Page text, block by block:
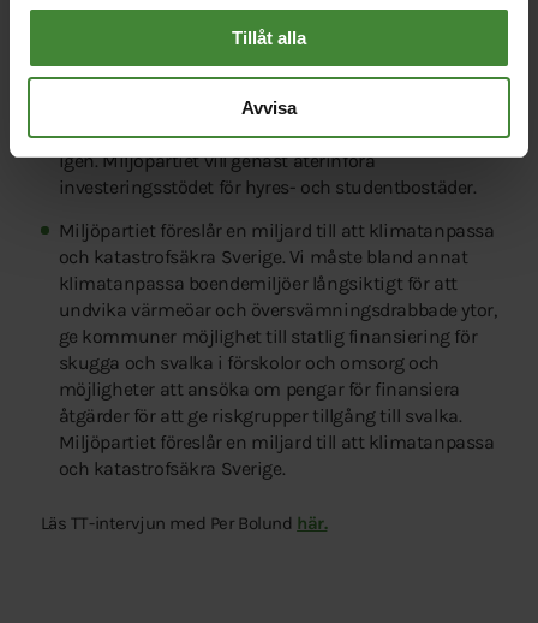
Tillåt alla
Avvisa
Staten måste ta ansvar för att öka takten i helt
nödvändiga renoveringar av bostäder. Miljöpartiet
föreslår 7,5 miljarder kronor till energieffektivisering
Bostadsbyggandet måste snabbt komma igång
igen. Miljöpartiet vill genast återinföra
investeringsstödet för hyres- och studentbostäder.
Miljöpartiet föreslår en miljard till att klimatanpassa
och katastrofsäkra Sverige. Vi måste bland annat
klimatanpassa boendemiljöer långsiktigt för att
undvika värmeöar och översvämningsdrabbade ytor,
ge kommuner möjlighet till statlig finansiering för
skugga och svalka i förskolor och omsorg och
möjligheter att ansöka om pengar för finansiera
åtgärder för att ge riskgrupper tillgång till svalka.
Miljöpartiet föreslår en miljard till att klimatanpassa
och katastrofsäkra Sverige.
Läs TT-intervjun med Per Bolund här.